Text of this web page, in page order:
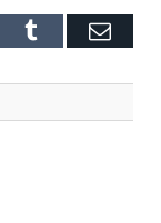
Tumblr E-